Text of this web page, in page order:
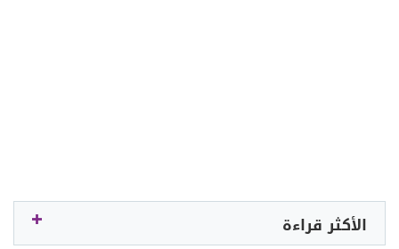
الأكثر قراءة